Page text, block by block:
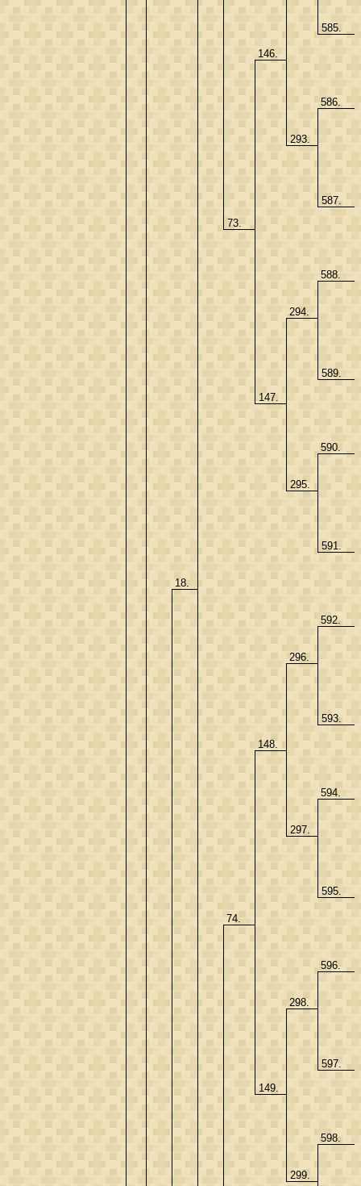
18.
73.
146.
585.
293.
586.
587.
147.
294.
588.
589.
295.
590.
591.
74.
148.
296.
592.
593.
297.
594.
595.
149.
298.
596.
597.
299.
598.